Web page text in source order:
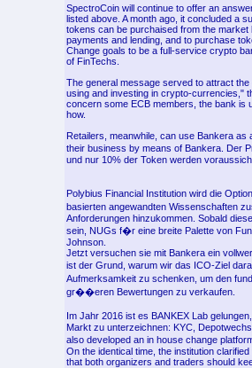
SpectroCoin will continue to offer an
listed above. A month ago, it concluded a
tokens can be purchaised from the
payments and lending, and to purchase
Change goals to be a full-service crypto
of FinTechs.
The general message served to attract
using and investing in crypto-currencies,"
concern some ECB members, the bank
how.
Retailers, meanwhile, can use Bankera
their business by means of Bankera. Der
und nur 10% der Token werden
Polybius Financial Institution wird die
basierten angewandten Wissenschaften
Anforderungen hinzukommen. Sobald
sein, NUGs f�r eine breite Palette von
Johnson.
Jetzt versuchen sie mit Bankera ein
ist der Grund, warum wir das ICO-Ziel
Aufmerksamkeit zu schenken, um den
gr��eren Bewertungen zu verkaufen.
Im Jahr 2016 ist es BANKEX Lab
Markt zu unterzeichnen: KYC,
also developed an in house change
On the identical time, the institution
that both organizers and traders should